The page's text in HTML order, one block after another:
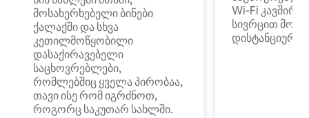
მოსახერხებელი ბინები
ქალაქში და სხვა
კეთილმოწყობილი
დასაქირავებელი
საცხოვრებლები,
რომლებშიც ყველა პირობაა,
თავი ისე რომ იგრძნოთ,
როგორც საკუთარ სახლში.
Wi‑Fi
სივრცით
დისტანციური